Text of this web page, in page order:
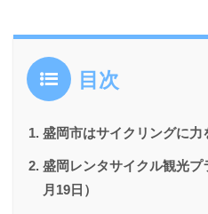
目次
盛岡市はサイクリングに力
盛岡レンタサイクル観光
月19日）